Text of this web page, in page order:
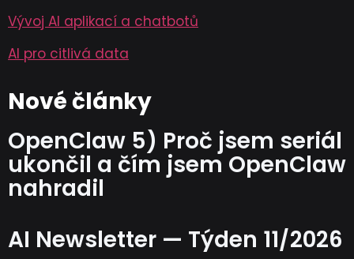
Vývoj AI aplikací a chatbotů
AI pro citlivá data
Nové články
OpenClaw 5) Proč jsem seriál
ukončil a čím jsem OpenClaw
nahradil
AI Newsletter — Týden 11/2026